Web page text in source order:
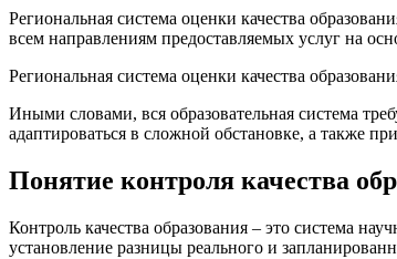
Региональная система оценки качества
всем направлениям предоставляемых услуг на
Региональная система оценки качества
Иными словами, вся образовательная система
адаптироваться в сложной обстановке, а также
Понятие контроля качества
Контроль качества образования – это система
установление разницы реального и